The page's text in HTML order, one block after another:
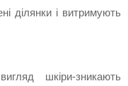
ділянки і витримують
шкіри-зникають